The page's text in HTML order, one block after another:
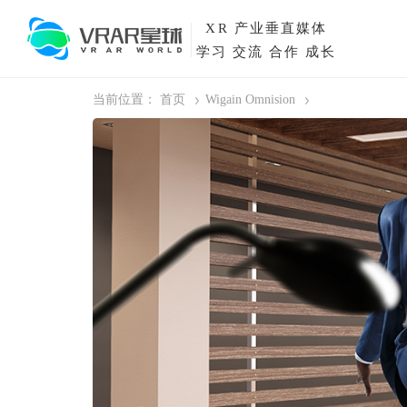
XR
产业垂直媒体
学习 交流 合作 成长
当前位置： 首页 Wigain Omnision